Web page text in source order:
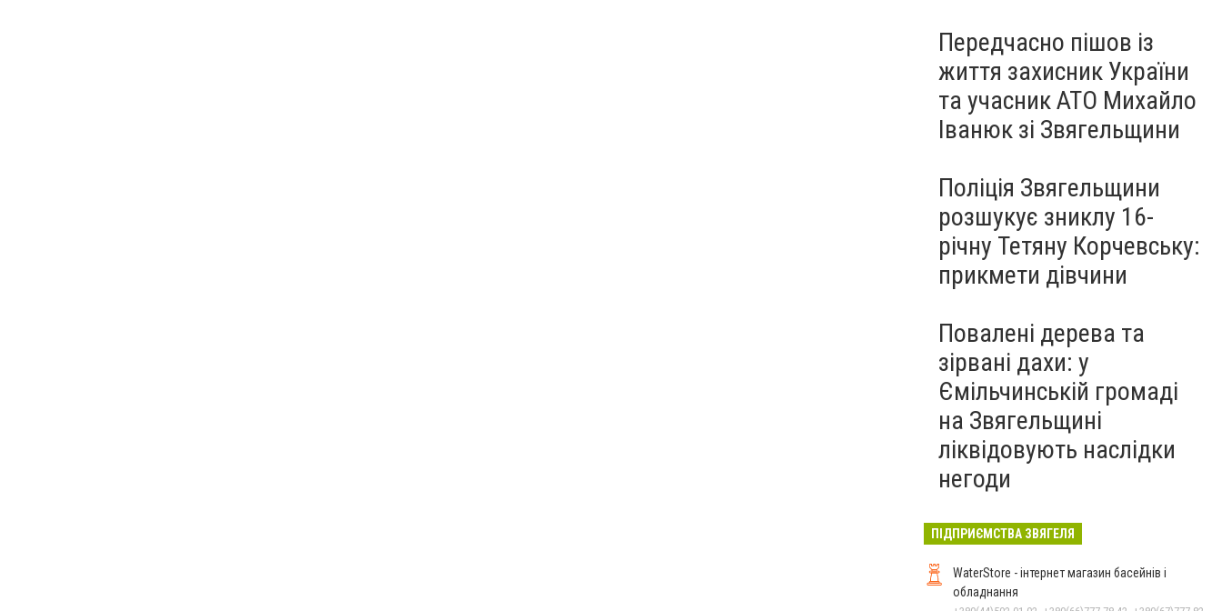
Передчасно пішов із
життя захисник України
та учасник АТО Михайло
Іванюк зі Звягельщини
Поліція Звягельщини
розшукує зниклу 16-
річну Тетяну Корчевську:
прикмети дівчини
Повалені дерева та
зірвані дахи: у
Ємільчинській громаді
на Звягельщині
ліквідовують наслідки
негоди
ПІДПРИЄМСТВА ЗВЯГЕЛЯ
WaterStore - інтернет магазин басейнів і
обладнання